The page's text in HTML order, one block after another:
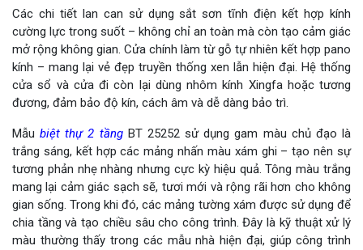
Các chi tiết lan can sử dụng sắt sơn tĩnh điện kết hợp kính
cường lực trong suốt – không chỉ an toàn mà còn tạo cảm giác
mở rộng không gian. Cửa chính làm từ gỗ tự nhiên kết hợp pano
kính – mang lại vẻ đẹp truyền thống xen lẫn hiện đại. Hệ thống
cửa sổ và cửa đi còn lại dùng nhôm kính Xingfa hoặc tương
đương, đảm bảo độ kín, cách âm và dễ dàng bảo trì.
Mẫubiệt thự 2 tầngBT 25252 sử dụng gam màu chủ đạo là
trắng sáng, kết hợp các mảng nhấn màu xám ghi – tạo nên sự
tương phản nhẹ nhàng nhưng cực kỳ hiệu quả. Tông màu trắng
mang lại cảm giác sạch sẽ, tươi mới và rộng rãi hơn cho không
gian sống. Trong khi đó, các mảng tường xám được sử dụng để
chia tầng và tạo chiều sâu cho công trình. Đây là kỹ thuật xử lý
màu thường thấy trong các mẫu nhà hiện đại, giúp công trình